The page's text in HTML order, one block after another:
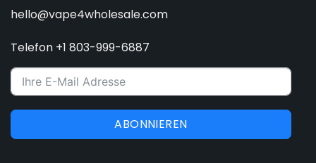
hello@vape4wholesale.com
Telefon +1 803-999-6887
ABONNIEREN